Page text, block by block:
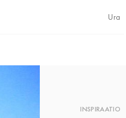
Ura
INSPIRAATIO